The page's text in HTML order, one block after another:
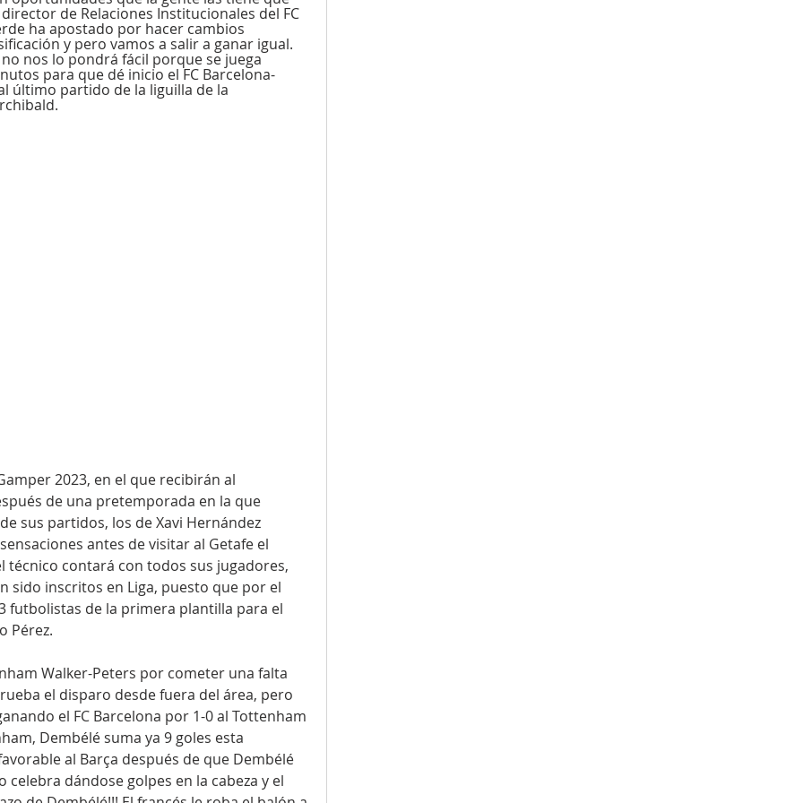
de Relaciones Institucionales del FC
ha apostado por hacer cambios
y pero vamos a salir a ganar igual.
nos lo pondrá fácil porque se juega
para que dé inicio el FC Barcelona-
último partido de la liguilla de la
2023, en el que recibirán al
de una pretemporada en la que
sus partidos, los de Xavi Hernández
antes de visitar al Getafe el
técnico contará con todos sus jugadores,
sido inscritos en Liga, puesto que por el
futbolistas de la primera plantilla para el
Pérez.
Walker-Peters por cometer una falta
el disparo desde fuera del área, pero
el FC Barcelona por 1-0 al Tottenham
Dembélé suma ya 9 goles esta
al Barça después de que Dembélé
celebra dándose golpes en la cabeza y el